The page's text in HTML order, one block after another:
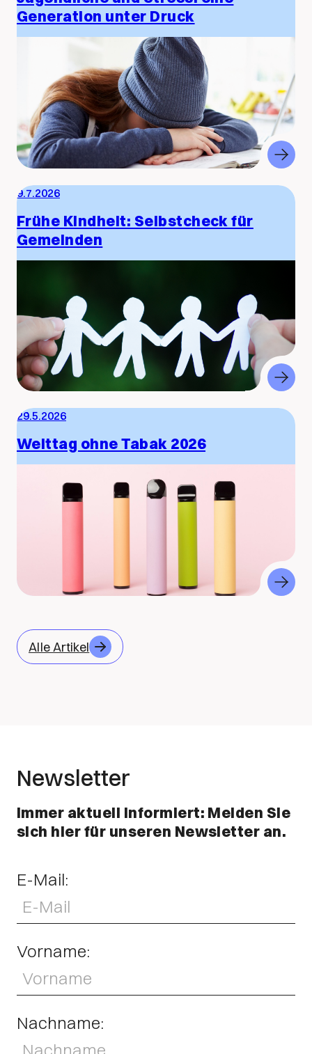
Generation unter Druck
9.7.2026
Frühe Kindheit: Selbstcheck für
Gemeinden
29.5.2026
Welttag ohne Tabak 2026
Alle Artikel
Newsletter
Immer aktuell informiert: Melden Sie
sich hier für unseren Newsletter an.
E-Mail:
Vorname:
Nachname: